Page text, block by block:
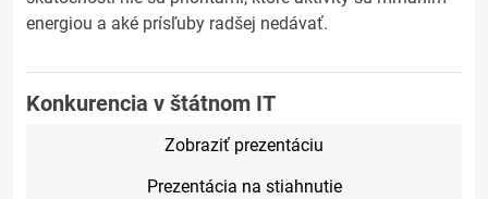
energiou a aké prísľuby radšej nedávať.
Konkurencia v štátnom IT
Zobraziť prezentáciu
Prezentácia na stiahnutie